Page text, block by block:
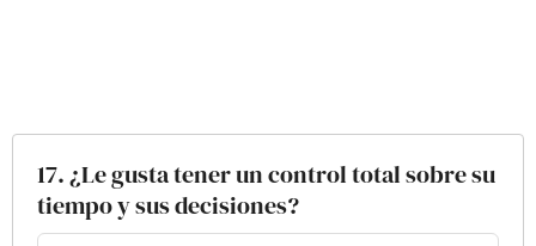
17. ¿Le gusta tener un control total sobre su
tiempo y sus decisiones?